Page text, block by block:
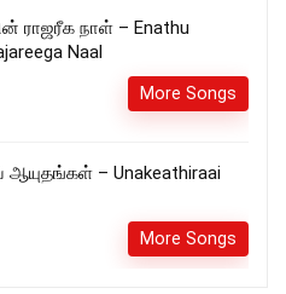
ராஜரீக நாள் – Enathu
Naal
More Songs
ஆயுதங்கள் – Unakeathiraai
More Songs